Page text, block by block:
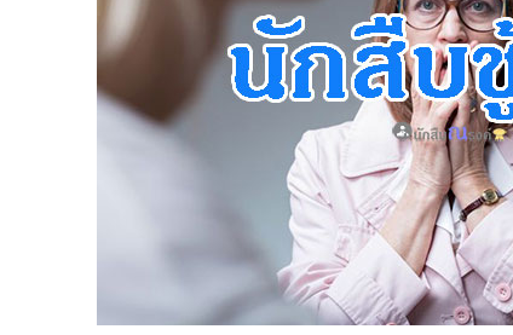
About
Server
Quality
Top 10